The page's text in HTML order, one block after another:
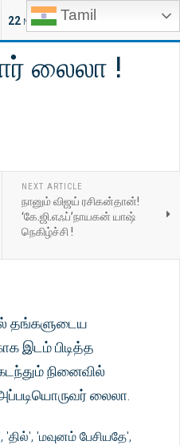
Tamil
22 NEW ARTICLES
லைலா !
NEXT ARTICLE
நானும் விஜய் ரசிகன்தான்!
‘கே.ஜி.எஃப்’நாயகன் யாஷ்
நெகிழ்ச்சி !
தங்களுடைய
இடம் பிடித்த
நினைவில்
லைலா.
'மவுனம் பேசியதே',